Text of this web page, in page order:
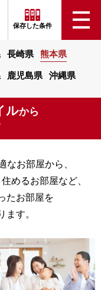
保存した条件
長崎県 熊本県
鹿児島県 沖縄県
ルから
なお部屋から、
めるお部屋など、
たお部屋を
ます。